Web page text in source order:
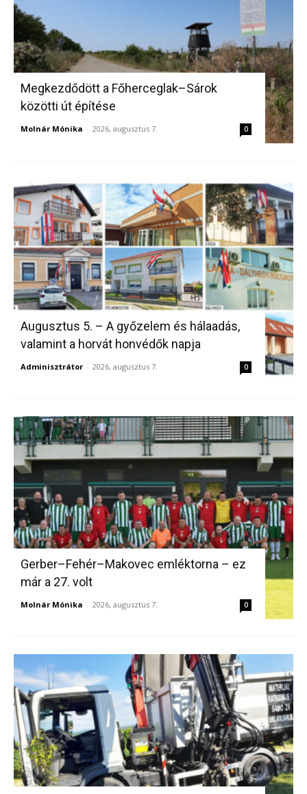
Megkezdődött a Főherceglak–Sárok
közötti út építése
Molnár Mónika - 2026, augusztus 7. 0
Augusztus 5. – A győzelem és hálaadás,
valamint a horvát honvédők napja
Adminisztrátor - 2026, augusztus 7. 0
Gerber–Fehér–Makovec emléktorna – ez
már a 27. volt
Molnár Mónika - 2026, augusztus 7. 0